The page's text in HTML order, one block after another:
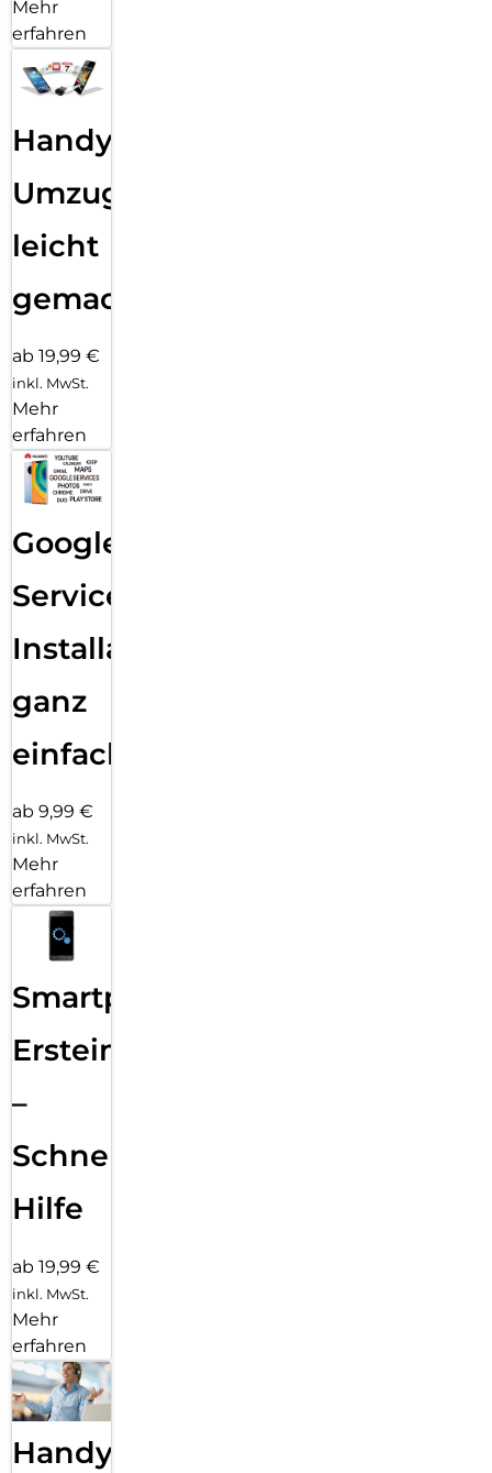
Mehr
erfahren
Handy
Umzug
leicht
gemacht!
ab 19,99 €
inkl. MwSt.
Mehr
erfahren
Google
Services
Installation
ganz
einfach
ab 9,99 €
inkl. MwSt.
Mehr
erfahren
Smartphone
Ersteinrichtung
–
Schnelle
Hilfe
ab 19,99 €
inkl. MwSt.
Mehr
erfahren
Handy